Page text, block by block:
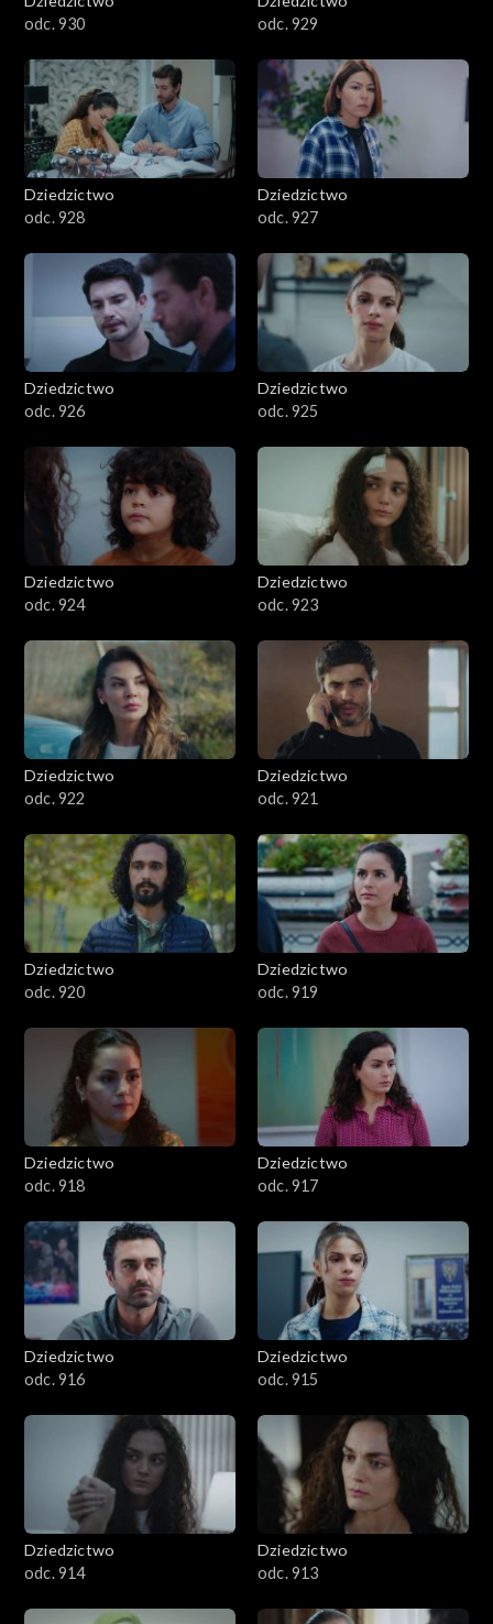
odc. 930
odc. 929
Dziedzictwo
odc. 928
Dziedzictwo
odc. 927
Dziedzictwo
odc. 926
Dziedzictwo
odc. 925
Dziedzictwo
odc. 924
Dziedzictwo
odc. 923
Dziedzictwo
odc. 922
Dziedzictwo
odc. 921
Dziedzictwo
odc. 920
Dziedzictwo
odc. 919
Dziedzictwo
odc. 918
Dziedzictwo
odc. 917
Dziedzictwo
odc. 916
Dziedzictwo
odc. 915
Dziedzictwo
odc. 914
Dziedzictwo
odc. 913